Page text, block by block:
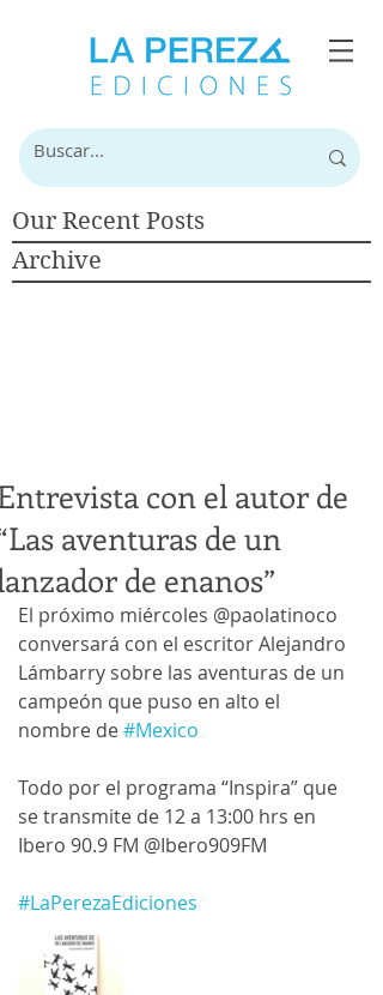
Our Recent Posts
Archive
con el autor de
aventuras de un
de enanos”
El próximo miércoles @paolatinoco
conversará con el escritor Alejandro
Lámbarry sobre las aventuras de un
campeón que puso en alto el
nombre de #Mexico
Todo por el programa “Inspira” que
se transmite de 12 a 13:00 hrs en
Ibero 90.9 FM @Ibero909FM
#LaPerezaEdiciones